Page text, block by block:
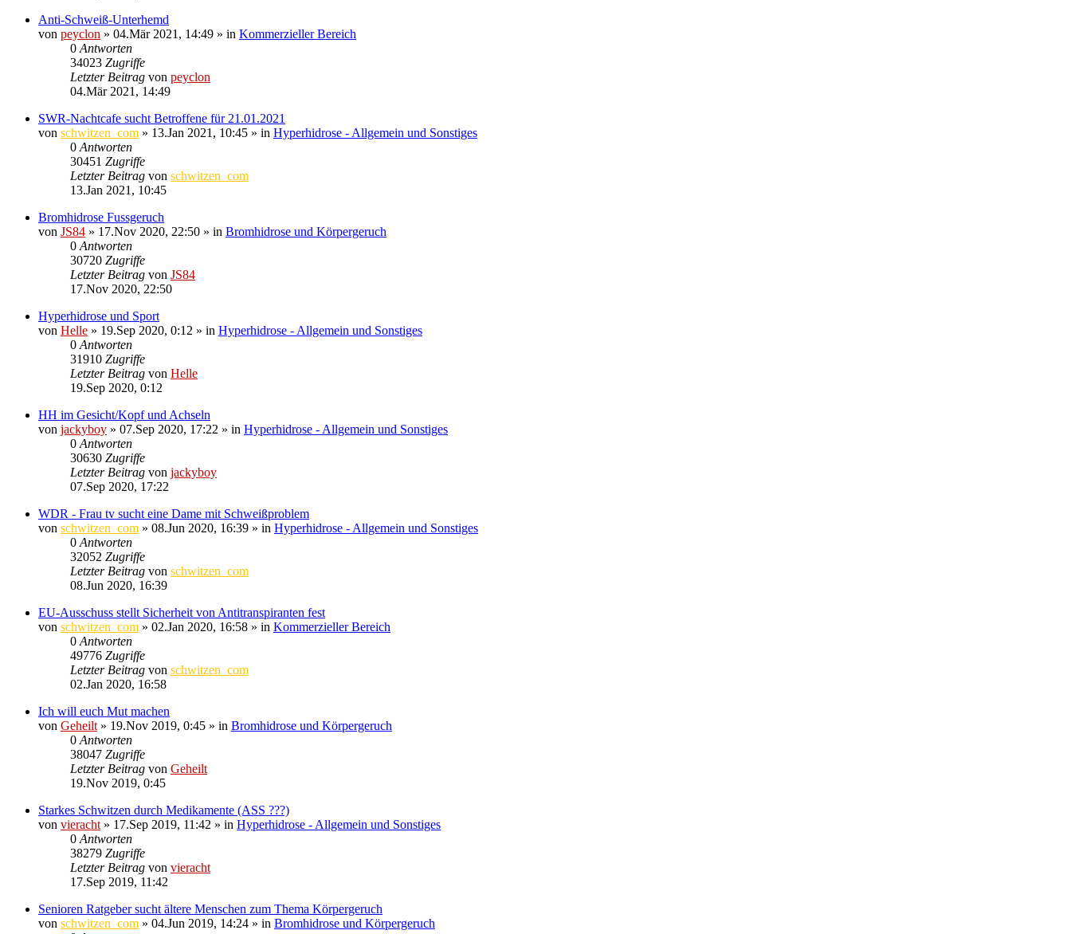
Anti-Schweiß-Unterhemd
von peyclon » 04.Mär 2021, 14:49 » in Kommerzieller Bereich
0 Antworten
34023 Zugriffe
Letzter Beitrag von peyclon
04.Mär 2021, 14:49
SWR-Nachtcafe sucht Betroffene für 21.01.2021
von schwitzen_com » 13.Jan 2021, 10:45 » in Hyperhidrose - Allgemein und Sonstiges
0 Antworten
30451 Zugriffe
Letzter Beitrag von schwitzen_com
13.Jan 2021, 10:45
Bromhidrose Fussgeruch
von JS84 » 17.Nov 2020, 22:50 » in Bromhidrose und Körpergeruch
0 Antworten
30720 Zugriffe
Letzter Beitrag von JS84
17.Nov 2020, 22:50
Hyperhidrose und Sport
von Helle » 19.Sep 2020, 0:12 » in Hyperhidrose - Allgemein und Sonstiges
0 Antworten
31910 Zugriffe
Letzter Beitrag von Helle
19.Sep 2020, 0:12
HH im Gesicht/Kopf und Achseln
von jackyboy » 07.Sep 2020, 17:22 » in Hyperhidrose - Allgemein und Sonstiges
0 Antworten
30630 Zugriffe
Letzter Beitrag von jackyboy
07.Sep 2020, 17:22
WDR - Frau tv sucht eine Dame mit Schweißproblem
von schwitzen_com » 08.Jun 2020, 16:39 » in Hyperhidrose - Allgemein und Sonstiges
0 Antworten
32052 Zugriffe
Letzter Beitrag von schwitzen_com
08.Jun 2020, 16:39
EU-Ausschuss stellt Sicherheit von Antitranspiranten fest
von schwitzen_com » 02.Jan 2020, 16:58 » in Kommerzieller Bereich
0 Antworten
49776 Zugriffe
Letzter Beitrag von schwitzen_com
02.Jan 2020, 16:58
Ich will euch Mut machen
von Geheilt » 19.Nov 2019, 0:45 » in Bromhidrose und Körpergeruch
0 Antworten
38047 Zugriffe
Letzter Beitrag von Geheilt
19.Nov 2019, 0:45
Starkes Schwitzen durch Medikamente (ASS ???)
von vieracht » 17.Sep 2019, 11:42 » in Hyperhidrose - Allgemein und Sonstiges
0 Antworten
38279 Zugriffe
Letzter Beitrag von vieracht
17.Sep 2019, 11:42
Senioren Ratgeber sucht ältere Menschen zum Thema Körpergeruch
von schwitzen_com » 04.Jun 2019, 14:24 » in Bromhidrose und Körpergeruch